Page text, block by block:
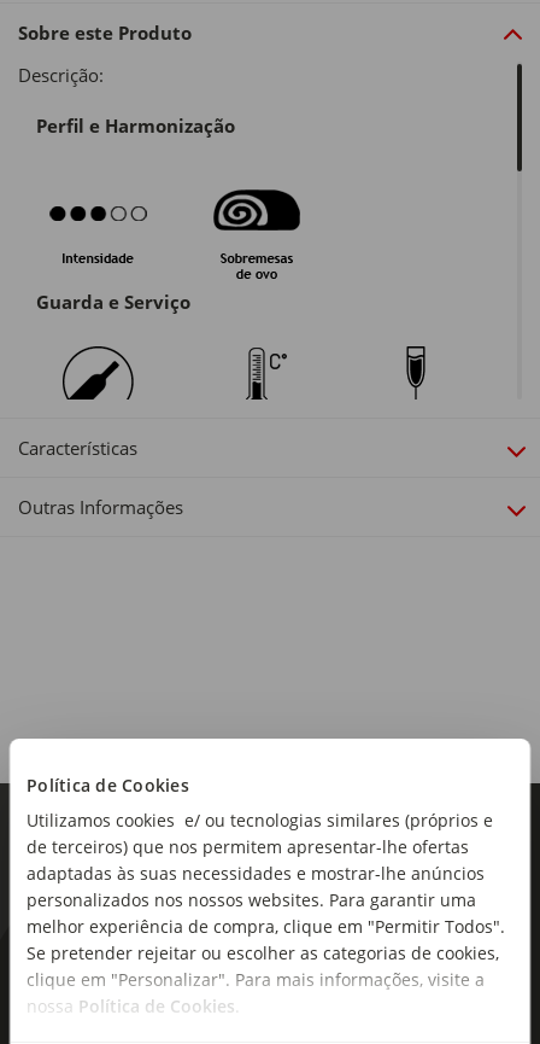
Política de Cookies
Utilizamos cookies e/ ou tecnologias similares (próprios e
de terceiros) que nos permitem apresentar-lhe ofertas
adaptadas às suas necessidades e mostrar-lhe anúncios
personalizados nos nossos websites. Para garantir uma
melhor experiência de compra, clique em "Permitir Todos".
Se pretender rejeitar ou escolher as categorias de cookies,
clique em "Personalizar". Para mais informações, visite a
nossa Política de Cookies.
Sobre este Produto
Descrição:
Perfil e Harmonização
Guarda e Serviço
Alergénios:
Contém sulfitos.
12%
Tipo de produto:
Espumante
Notas de Prova:
Cor citrina brilhante, bolha fina e persistente. Aroma
intenso com notas de compota. Sabor fresco, cremoso e
Características
Outras Informações
As novidades mais frescas no
seu e-mail!